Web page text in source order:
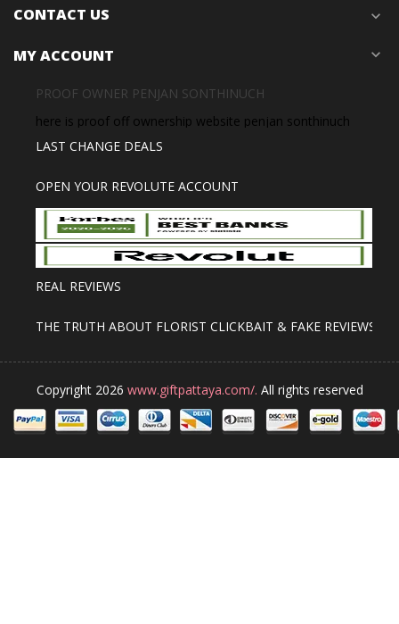
CONTACT US expand_more
MY ACCOUNT expand_more
PROOF OWNER PENJAN SONTHINUCH
here is proof off ownership website penjan sonthinuch
LAST CHANGE DEALS
OPEN YOUR REVOLUTE ACCOUNT
REAL REVIEWS
THE TRUTH ABOUT FLORIST CLICKBAIT & FAKE REVIEWS
Copyright 2026 www.giftpattaya.com/. All rights reserved